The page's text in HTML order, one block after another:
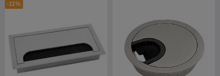
-11%